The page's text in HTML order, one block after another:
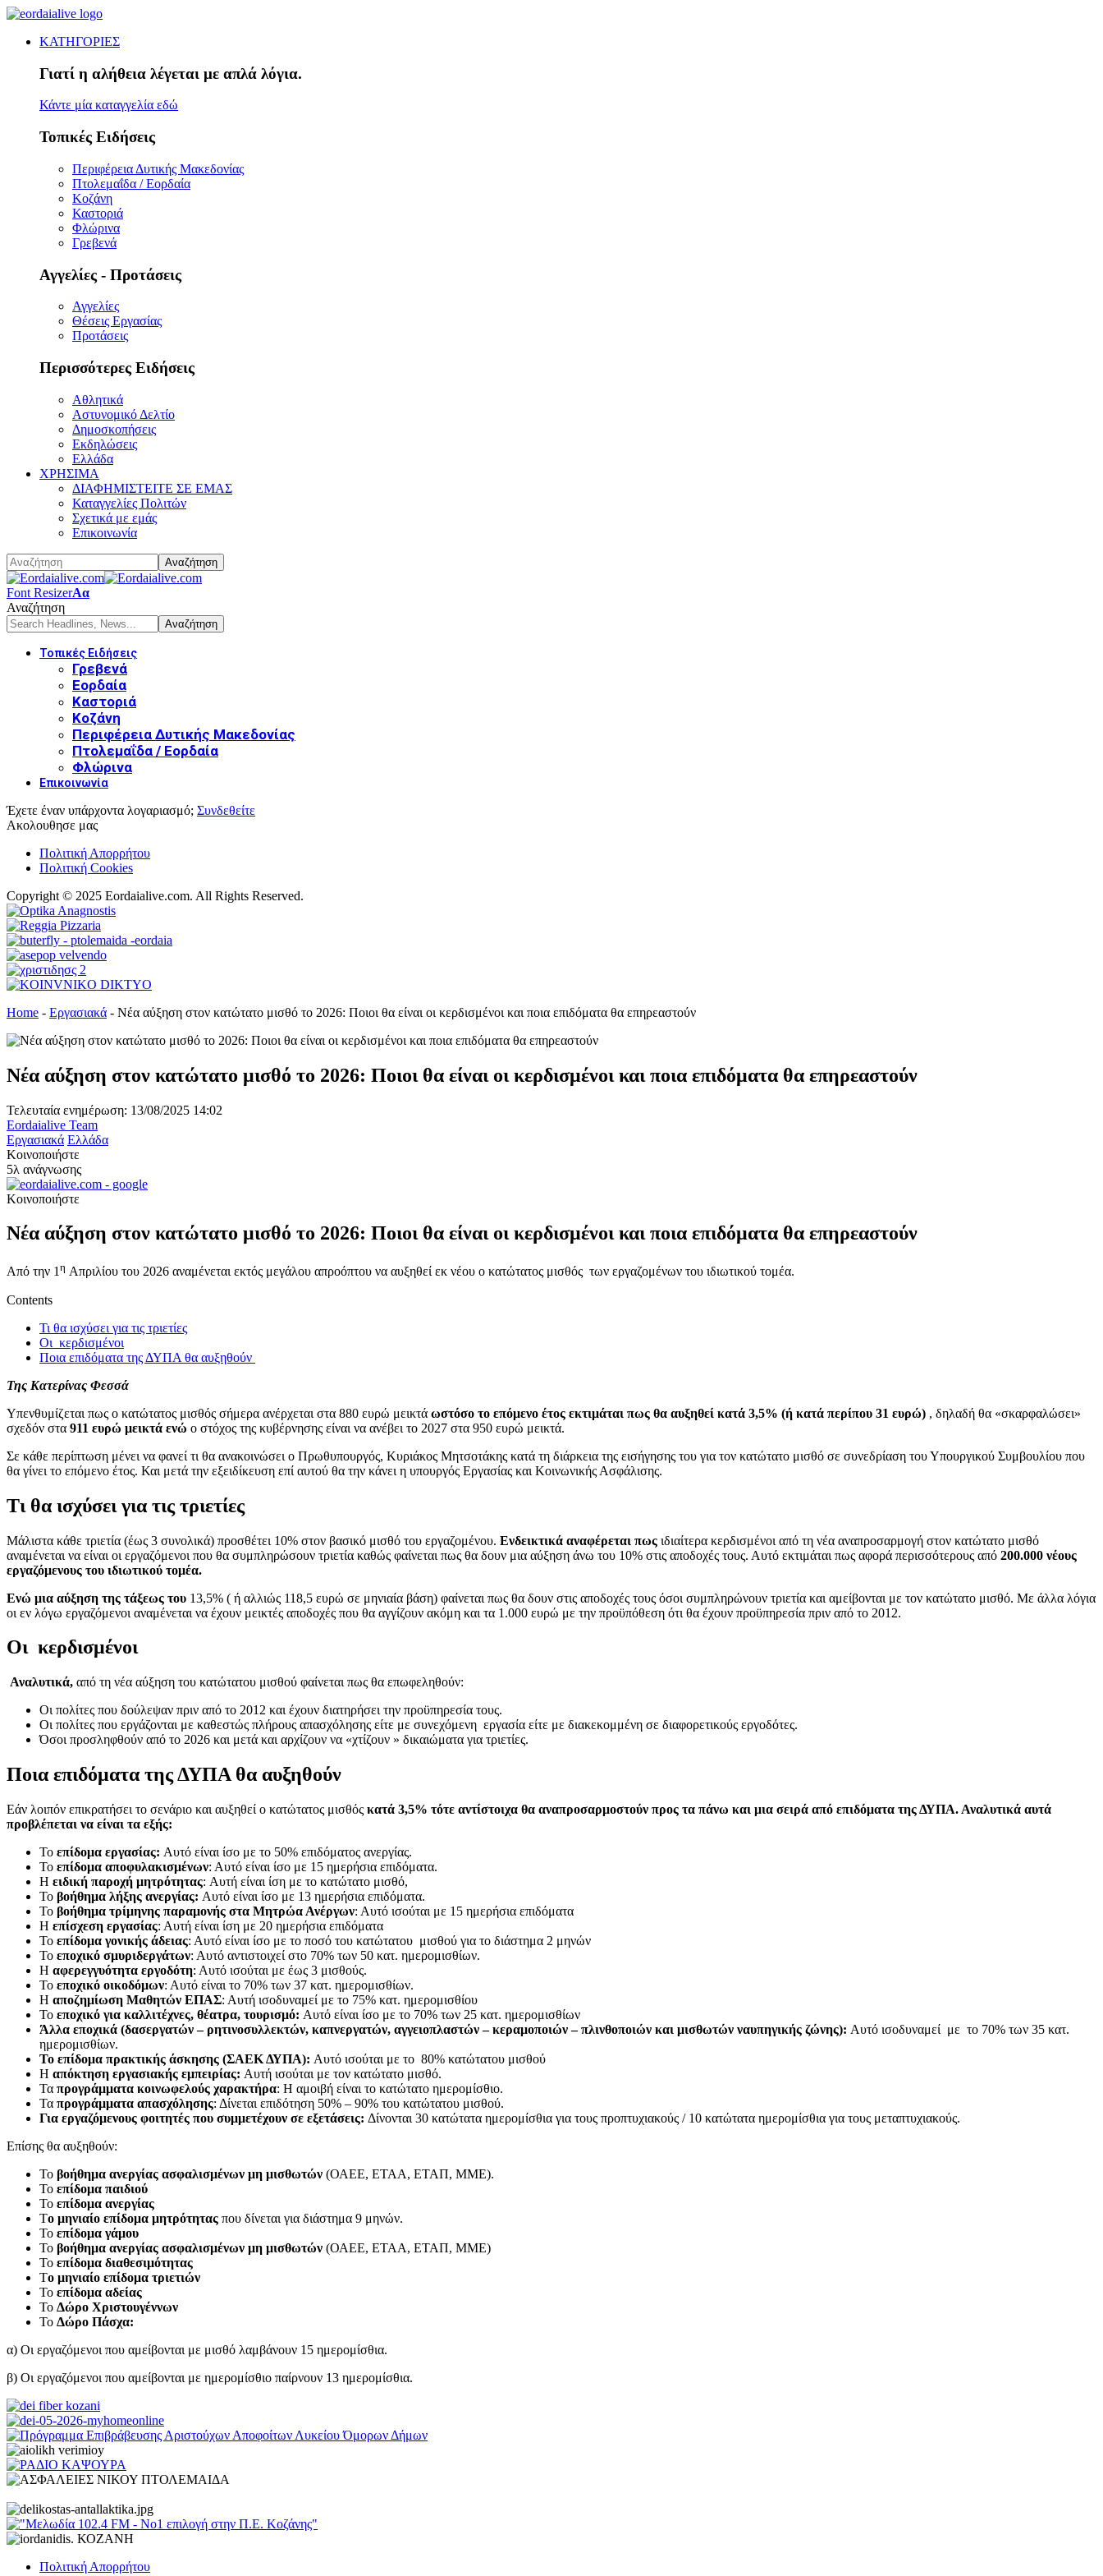
ΚΑΤΗΓΟΡΙΕΣ
Γιατί η αλήθεια λέγεται με απλά λόγια.
Κάντε μία καταγγελία εδώ
Τοπικές Ειδήσεις
Περιφέρεια Δυτικής Μακεδονίας
Πτολεμαΐδα / Εορδαία
Κοζάνη
Καστοριά
Φλώρινα
Γρεβενά
Αγγελίες - Προτάσεις
Αγγελίες
Θέσεις Εργασίας
Προτάσεις
Περισσότερες Ειδήσεις
Αθλητικά
Αστυνομικό Δελτίο
Δημοσκοπήσεις
Εκδηλώσεις
Ελλάδα
ΧΡΗΣΙΜΑ
ΔΙΑΦΗΜΙΣΤΕΙΤΕ ΣΕ ΕΜΑΣ
Καταγγελίες Πολιτών
Σχετικά με εμάς
Επικοινωνία
Font ResizerΑα
Αναζήτηση
Τοπικές Ειδήσεις
Γρεβενά
Εορδαία
Καστοριά
Κοζάνη
Περιφέρεια Δυτικής Μακεδονίας
Πτολεμαΐδα / Εορδαία
Φλώρινα
Επικοινωνία
Έχετε έναν υπάρχοντα λογαριασμό; Συνδεθείτε
Ακολουθησε μας
Πολιτική Απορρήτου
Πολιτική Cookies
Copyright © 2025 Eordaialive.com. All Rights Reserved.
Home - Εργασιακά - Νέα αύξηση στον κατώτατο μισθό το 2026: Ποιοι θα είναι οι κερδισμένοι και ποια επιδόματα θα επηρεαστούν
Νέα αύξηση στον κατώτατο μισθό το 2026: Ποιοι θα είναι οι κερδισμένοι και ποια επιδόματα θα επηρεαστούν
Τελευταία ενημέρωση: 13/08/2025 14:02
Eordaialive Team
Εργασιακά Ελλάδα
Κοινοποιήστε
5λ ανάγνωσης
Κοινοποιήστε
Νέα αύξηση στον κατώτατο μισθό το 2026: Ποιοι θα είναι οι κερδισμένοι και ποια επιδόματα θα επηρεαστούν
Από την 1η Απριλίου του 2026 αναμένεται εκτός μεγάλου απροόπτου να αυξηθεί εκ νέου ο κατώτατος μισθός των εργαζομένων του ιδιωτικού τομέα.
Contents
Τι θα ισχύσει για τις τριετίες
Οι κερδισμένοι
Ποια επιδόματα της ΔΥΠΑ θα αυξηθούν
Της Κατερίνας Φεσσά
Υπενθυμίζεται πως ο κατώτατος μισθός σήμερα ανέρχεται στα 880 ευρώ μεικτά ωστόσο το επόμενο έτος εκτιμάται πως θα αυξηθεί κατά 3,5% (ή κατά περίπου 31 ευρώ) , δηλαδή θα «σκαρφαλώσει»
σχεδόν στα 911 ευρώ μεικτά ενώ ο στόχος της κυβέρνησης είναι να ανέβει το 2027 στα 950 ευρώ μεικτά.
Σε κάθε περίπτωση μένει να φανεί τι θα ανακοινώσει ο Πρωθυπουργός, Κυριάκος Μητσοτάκης κατά τη διάρκεια της εισήγησης του για τον κατώτατο μισθό σε συνεδρίαση του Υπουργικού Συμβουλίου που
θα γίνει το επόμενο έτος. Και μετά την εξειδίκευση επί αυτού θα την κάνει η υπουργός Εργασίας και Κοινωνικής Ασφάλισης.
Τι θα ισχύσει για τις τριετίες
Μάλιστα κάθε τριετία (έως 3 συνολικά) προσθέτει 10% στον βασικό μισθό του εργαζομένου. Ενδεικτικά αναφέρεται πως ιδιαίτερα κερδισμένοι από τη νέα αναπροσαρμογή στον κατώτατο μισθό
αναμένεται να είναι οι εργαζόμενοι που θα συμπληρώσουν τριετία καθώς φαίνεται πως θα δουν μια αύξηση άνω του 10% στις αποδοχές τους. Αυτό εκτιμάται πως αφορά περισσότερους από 200.000 νέους
εργαζόμενους του ιδιωτικού τομέα.
Ενώ μια αύξηση της τάξεως του 13,5% ( ή αλλιώς 118,5 ευρώ σε μηνιαία βάση) φαίνεται πως θα δουν στις αποδοχές τους όσοι συμπληρώνουν τριετία και αμείβονται με τον κατώτατο μισθό. Με άλλα λόγια
οι εν λόγω εργαζόμενοι αναμένεται να έχουν μεικτές αποδοχές που θα αγγίζουν ακόμη και τα 1.000 ευρώ με την προϋπόθεση ότι θα έχουν προϋπηρεσία πριν από το 2012.
Οι κερδισμένοι
Αναλυτικά, από τη νέα αύξηση του κατώτατου μισθού φαίνεται πως θα επωφεληθούν:
Οι πολίτες που δούλεψαν πριν από το 2012 και έχουν διατηρήσει την προϋπηρεσία τους.
Οι πολίτες που εργάζονται με καθεστώς πλήρους απασχόλησης είτε με συνεχόμενη εργασία είτε με διακεκομμένη σε διαφορετικούς εργοδότες.
Όσοι προσληφθούν από το 2026 και μετά και αρχίζουν να «χτίζουν » δικαιώματα για τριετίες.
Ποια επιδόματα της ΔΥΠΑ θα αυξηθούν
Εάν λοιπόν επικρατήσει το σενάριο και αυξηθεί ο κατώτατος μισθός κατά 3,5% τότε αντίστοιχα θα αναπροσαρμοστούν προς τα πάνω και μια σειρά από επιδόματα της ΔΥΠΑ. Αναλυτικά αυτά
προβλέπεται να είναι τα εξής:
Το επίδομα εργασίας: Αυτό είναι ίσο με το 50% επιδόματος ανεργίας.
Το επίδομα αποφυλακισμένων: Αυτό είναι ίσο με 15 ημερήσια επιδόματα.
Η ειδική παροχή μητρότητας: Aυτή είναι ίση με το κατώτατο μισθό,
Το βοήθημα λήξης ανεργίας: Αυτό είναι ίσο με 13 ημερήσια επιδόματα.
Το βοήθημα τρίμηνης παραμονής στα Μητρώα Ανέργων: Αυτό ισούται με 15 ημερήσια επιδόματα
Η επίσχεση εργασίας: Αυτή είναι ίση με 20 ημερήσια επιδόματα
Το επίδομα γονικής άδειας: Αυτό είναι ίσο με το ποσό του κατώτατου μισθού για το διάστημα 2 μηνών
Το εποχικό σμυριδεργάτων: Αυτό αντιστοιχεί στο 70% των 50 κατ. ημερομισθίων.
Η αφερεγγυότητα εργοδότη: Αυτό ισούται με έως 3 μισθούς.
Το εποχικό οικοδόμων: Αυτό είναι το 70% των 37 κατ. ημερομισθίων.
Η αποζημίωση Μαθητών ΕΠΑΣ: Αυτή ισοδυναμεί με το 75% κατ. ημερομισθίου
Το εποχικό για καλλιτέχνες, θέατρα, τουρισμό: Αυτό είναι ίσο με το 70% των 25 κατ. ημερομισθίων
Άλλα εποχικά (δασεργατών – ρητινοσυλλεκτών, καπνεργατών, αγγειοπλαστών – κεραμοποιών – πλινθοποιών και μισθωτών ναυπηγικής ζώνης): Αυτό ισοδυναμεί με το 70% των 35 κατ.
ημερομισθίων.
Το επίδομα πρακτικής άσκησης (ΣΑΕΚ ΔΥΠΑ): Αυτό ισούται με το 80% κατώτατου μισθού
Η απόκτηση εργασιακής εμπειρίας: Αυτή ισούται με τον κατώτατο μισθό.
Τα προγράμματα κοινωφελούς χαρακτήρα: Η αμοιβή είναι το κατώτατο ημερομίσθιο.
Τα προγράμματα απασχόλησης: Δίνεται επιδότηση 50% – 90% του κατώτατου μισθού.
Για εργαζόμενους φοιτητές που συμμετέχουν σε εξετάσεις: Δίνονται 30 κατώτατα ημερομίσθια για τους προπτυχιακούς / 10 κατώτατα ημερομίσθια για τους μεταπτυχιακούς.
Επίσης θα αυξηθούν:
Το βοήθημα ανεργίας ασφαλισμένων μη μισθωτών (ΟΑΕΕ, ΕΤΑΑ, ΕΤΑΠ, ΜΜΕ).
Το επίδομα παιδιού
Το επίδομα ανεργίας
Το μηνιαίο επίδομα μητρότητας που δίνεται για διάστημα 9 μηνών.
Το επίδομα γάμου
Το βοήθημα ανεργίας ασφαλισμένων μη μισθωτών (ΟΑΕΕ, ΕΤΑΑ, ΕΤΑΠ, ΜΜΕ)
Το επίδομα διαθεσιμότητας
Το μηνιαίο επίδομα τριετιών
Το επίδομα αδείας
Το Δώρο Χριστουγέννων
Το Δώρο Πάσχα:
α) Οι εργαζόμενοι που αμείβονται με μισθό λαμβάνουν 15 ημερομίσθια.
β) Οι εργαζόμενοι που αμείβονται με ημερομίσθιο παίρνουν 13 ημερομίσθια.
Πολιτική Απορρήτου